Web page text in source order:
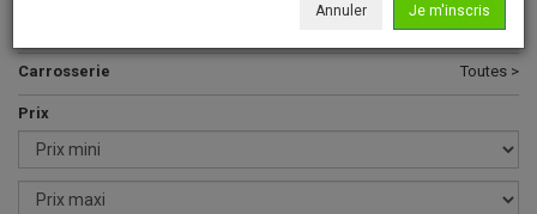
Fairlane >
Carrosserie Toutes >
Prix
Annuler Je m'inscris